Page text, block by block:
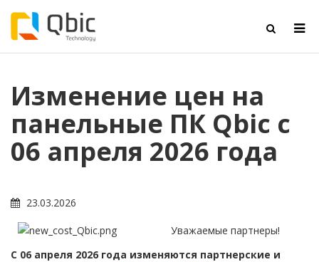
Изменение цен на
панельные ПК Qbic с
06 апреля 2026 года
23.03.2026
Уважаемые партнеры!
С 06 апреля 2026 года изменяются партнерские и